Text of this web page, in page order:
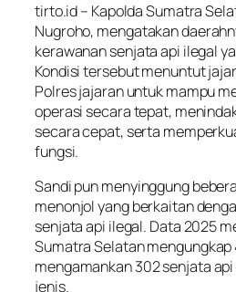
tirto.id – Kapolda Sumatra
Nugroho, mengatakan
kerawanan senjata api ilegal
Kondisi tersebut menuntut
Polres jajaran untuk mampu
operasi secara tepat,
secara cepat, serta
fungsi.
Sandi pun menyinggung
menonjol yang berkaitan
senjata api ilegal. Data 2025
Sumatra Selatan mengungkap
mengamankan 302 senjata
jenis.